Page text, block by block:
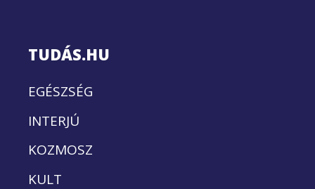
TUDÁS.HU
EGÉSZSÉG
INTERJÚ
KOZMOSZ
KULT